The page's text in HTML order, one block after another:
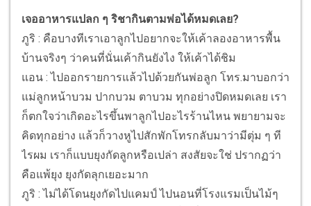
เจออาหารแปลก ๆ ริชากินตามพ่อได้หมดเลย?
ภูริ : คือบางทีเราเอาลูกไปอยากจะให้เค้าลองอาหารพื้น
บ้านจริงๆ ว่าคนที่นั่นเค้ากินยังไง ให้เค้าได้ชิม
แอน : ไปออกรายการแล้วไปด้วยกันพ่อลูก โทร.มาบอกว่า
แม่ลูกหน้าบวม ปากบวม ตาบวม ทุกอย่างปิดหมดเลย เรา
ก็ตกใจว่าเกิดอะไรขึ้นพาลูกไปอะไรร้านไหน พยายามจะ
คิดทุกอย่าง แล้วก็วางหูไปสักพักโทรกลับมาว่ามีตุ่ม ๆ ที
ไรผม เราก็แบบยุงกัดลูกหรือเปล่า สงสัยจะใช่ ปรากฏว่า
คือแพ้ยุง ยุงกัดลุกเยอะมาก
ภูริ : ไม่ได้โดนยุงกัดไปแคมป์ ไปนอนที่โรงแรมเป็นไม้ๆ